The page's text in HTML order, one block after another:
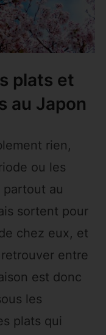
plats et
au Japon
rien,
ou les
au
sortent pour
chez eux, et
retrouver entre
est donc
les
plats qui